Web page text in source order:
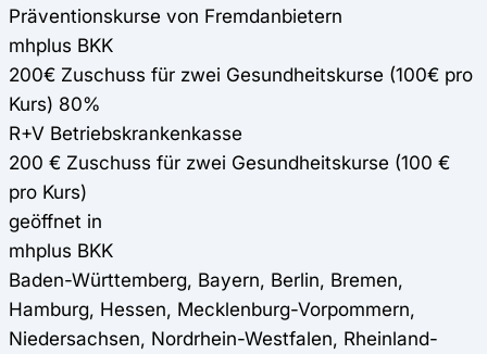
Präventionskurse von Fremdanbietern
mhplus BKK
200€ Zuschuss für zwei Gesundheitskurse (100€ pro
Kurs) 80%
R+V Betriebskrankenkasse
200 € Zuschuss für zwei Gesundheitskurse (100 €
pro Kurs)
geöffnet in
mhplus BKK
Baden-Württemberg, Bayern, Berlin, Bremen,
Hamburg, Hessen, Mecklenburg-Vorpommern,
Niedersachsen, Nordrhein-Westfalen, Rheinland-